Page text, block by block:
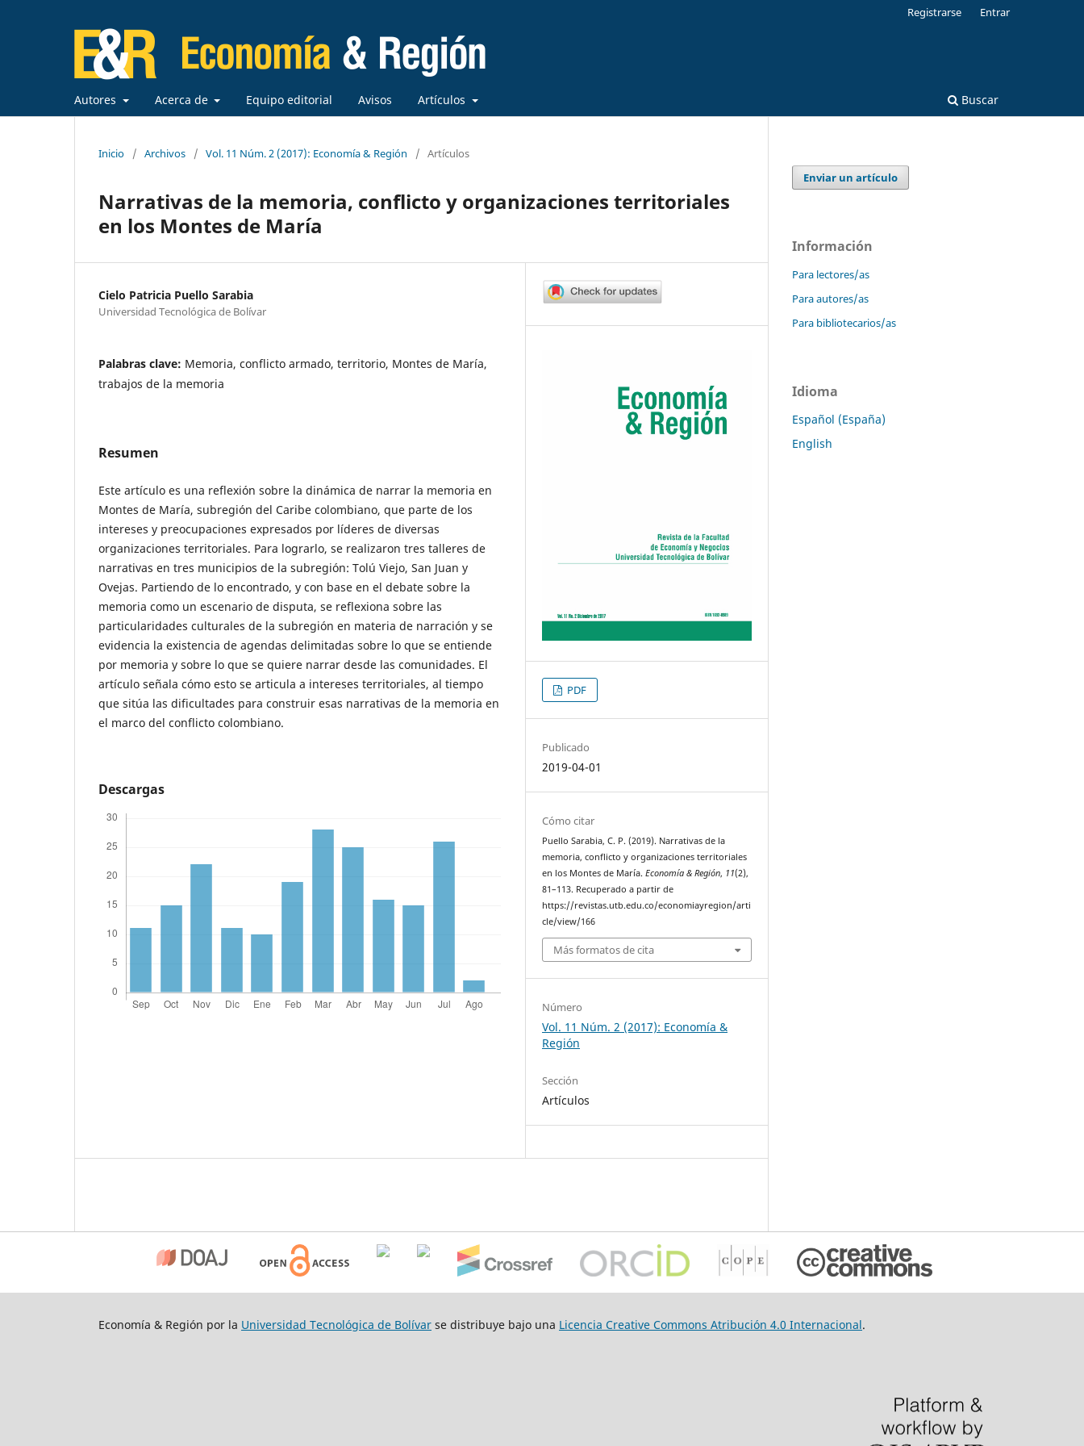
Autores Acerca de Equipo editorial Avisos Artículos Buscar
Registrarse Entrar
Inicio / Archivos / Vol. 11 Núm. 2 (2017): Economía & Región / Artículos
Narrativas de la memoria, conflicto y organizaciones territoriales
en los Montes de María
Cielo Patricia Puello Sarabia
Universidad Tecnológica de Bolívar
Palabras clave: Memoria, conflicto armado, territorio, Montes de María,
trabajos de la memoria
Resumen
Este artículo es una reflexión sobre la dinámica de narrar la memoria en
Montes de María, subregión del Caribe colombiano, que parte de los
intereses y preocupaciones expresados por líderes de diversas
organizaciones territoriales. Para lograrlo, se realizaron tres talleres de
narrativas en tres municipios de la subregión: Tolú Viejo, San Juan y
Ovejas. Partiendo de lo encontrado, y con base en el debate sobre la
memoria como un escenario de disputa, se reflexiona sobre las
particularidades culturales de la subregión en materia de narración y se
evidencia la existencia de agendas delimitadas sobre lo que se entiende
por memoria y sobre lo que se quiere narrar desde las comunidades. El
artículo señala cómo esto se articula a intereses territoriales, al tiempo
que sitúa las dificultades para construir esas narrativas de la memoria en
el marco del conflicto colombiano.
Descargas
PDF
Publicado
2019-04-01
Cómo citar
Puello Sarabia, C. P. (2019). Narrativas de la
memoria, conflicto y organizaciones territoriales
en los Montes de María.Economía & Región, 11(2),
81–113. Recuperado a partir de
https://revistas.utb.edu.co/economiayregion/arti
cle/view/166
Más formatos de cita
Número
Vol. 11 Núm. 2 (2017): Economía &
Región
Sección
Artículos
Enviar un artículo
Información
Para lectores/as
Para autores/as
Para bibliotecarios/as
Idioma
Español (España)
English
Economía & Región por la Universidad Tecnológica de Bolívar se distribuye bajo una Licencia Creative Commons Atribución 4.0 Internacional.